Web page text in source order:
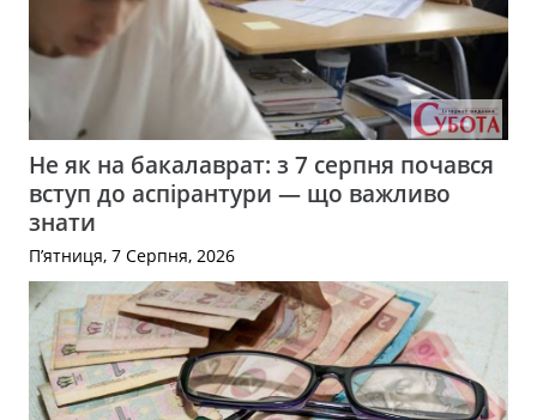
Не як на бакалаврат: з 7 серпня почався
вступ до аспірантури — що важливо
знати
П’ятниця, 7 Серпня, 2026